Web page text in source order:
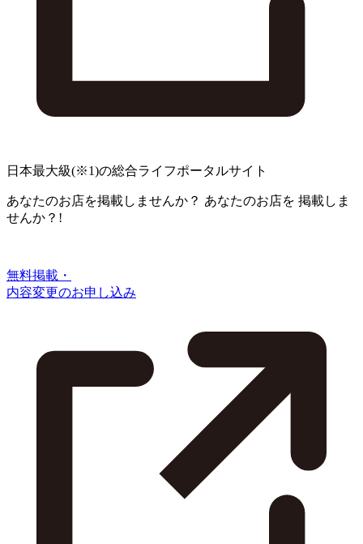
日本最大級(※1)の総合ライフポータルサイト
あなたのお店を掲載しませんか？ あなたのお店を 掲載しま
せんか？!
無料掲載・
内容変更のお申し込み